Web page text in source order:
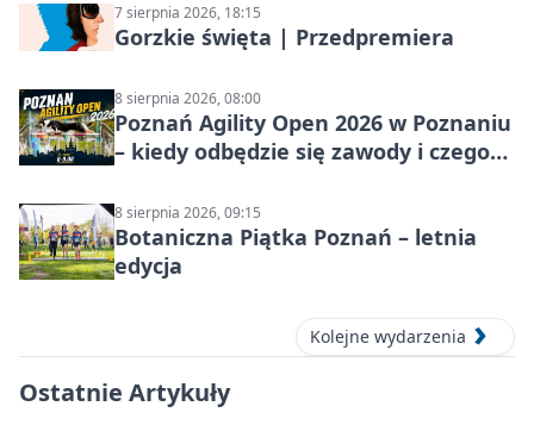
7 sierpnia 2026, 18:15
Gorzkie święta | Przedpremiera
8 sierpnia 2026, 08:00
Poznań Agility Open 2026 w Poznaniu
– kiedy odbędzie się zawody i czego
8 sierpnia 2026, 09:15
Botaniczna Piątka Poznań – letnia
edycja
Kolejne wydarzenia
Ostatnie Artykuły